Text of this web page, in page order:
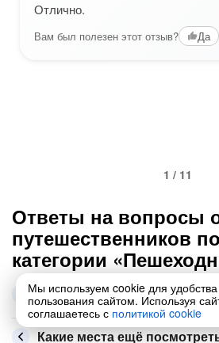
Отлично.
Вам был полезен этот отзыв? Да
1 / 11
Ответы на вопросы
путешественников
категории
Самые популярные
Суздале
Какие места ещё
Мы используем cookie для удобства
пользования сайтом. Используя
соглашаетесь с политикой cookie